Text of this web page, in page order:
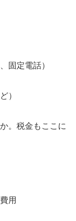
固定電話）
）
。税金もここに
用